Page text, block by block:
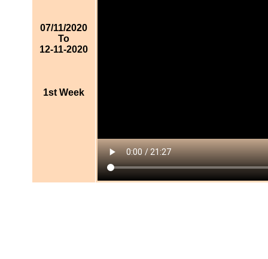
07/11/2020
To
12-11-2020
1st Week